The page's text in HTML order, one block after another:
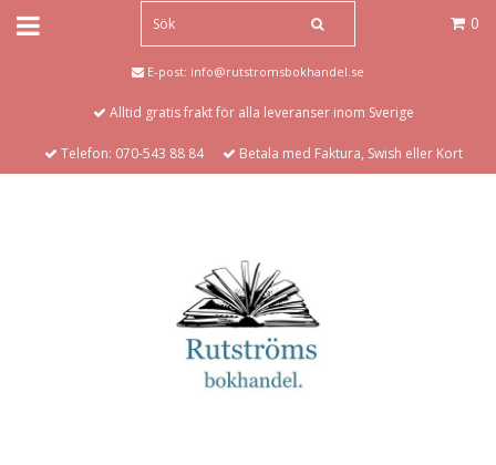
0
E-post: info@rutstromsbokhandel.se
Alltid gratis frakt för alla leveranser inom Sverige
Telefon: 070-543 88 84 Betala med Faktura, Swish eller Kort